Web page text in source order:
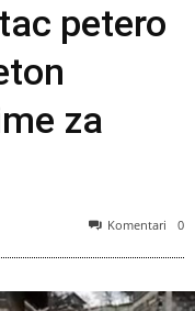
petero
za
Komentari 0